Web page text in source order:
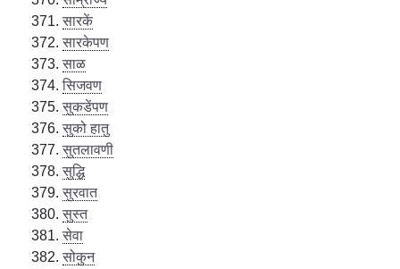
सारकें
सारकेपण
साळ
सिजवण
सुकडेंपण
सुको हातु
सुतलावणी
सुद्धि
सुरवात
सुस्त
सेवा
सोकुन